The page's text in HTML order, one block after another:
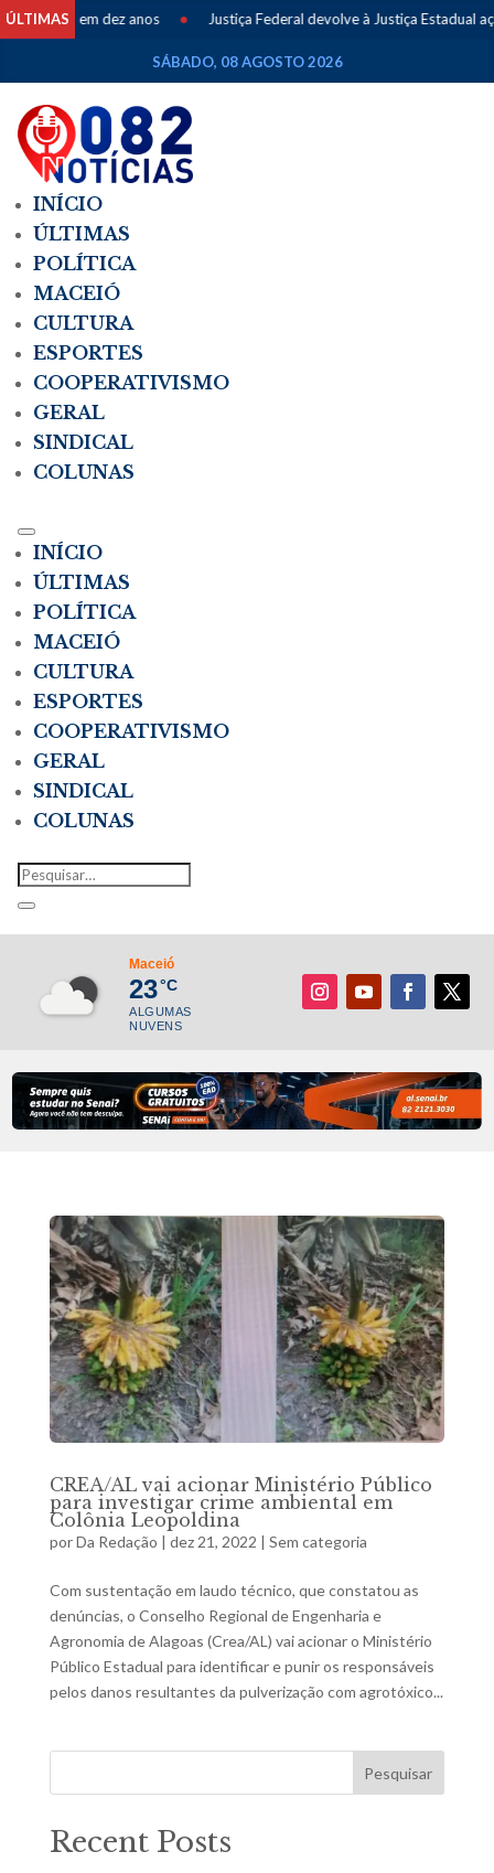
ÚLTIMAS
número em dez anos • Justiça Federal devolve à Justiça Estadual
SÁBADO, 08 AGOSTO 2026
INÍCIO
ÚLTIMAS
POLÍTICA
MACEIÓ
CULTURA
ESPORTES
COOPERATIVISMO
GERAL
SINDICAL
COLUNAS
INÍCIO
ÚLTIMAS
POLÍTICA
MACEIÓ
CULTURA
ESPORTES
COOPERATIVISMO
GERAL
SINDICAL
COLUNAS
Maceió
23°C
ALGUMAS
NUVENS
CREA/AL vai acionar Ministério Público
para investigar crime ambiental em
Colônia Leopoldina
porDa Redação | dez 21, 2022 | Sem categoria
Com sustentação em laudo técnico, que constatou as
denúncias, o Conselho Regional de Engenharia e
Agronomia de Alagoas (Crea/AL) vai acionar o Ministério
Público Estadual para identificar e punir os responsáveis
pelos danos resultantes da pulverização com agrotóxico...
Pesquisar
Recent Posts